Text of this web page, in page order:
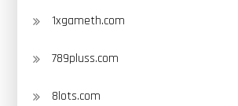
1xgameth.com
789pluss.com
8lots.com